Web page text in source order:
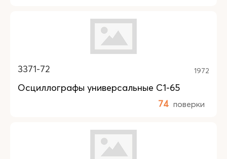
3371-72 1972
Осциллографы универсальные С1-65
74 поверки